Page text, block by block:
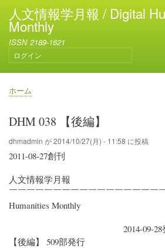
メ
イ
コ
テ
動
人文情報学月報 / Digital
Monthly
ISSN 2189-1621
ユ
ー
ザ
ー
カ
ン
ト
ニ
ュ
ー
ログイン
パ
く
ず
ホーム
DHM 038 【後編】
dhmadmin が2014/10/27(月) - 11:58 に投稿
2011-08-27創刊
人文情報学月報
￣￣￣￣￣￣￣￣￣￣￣￣￣￣￣￣￣
Humanities Monthly
2014-09-28発行
【後編】 509部発行